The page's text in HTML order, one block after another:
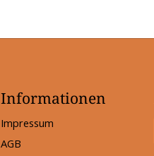
Informationen
Impressum
AGB